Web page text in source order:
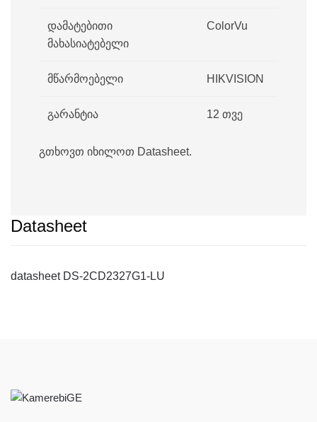
დამატებითი
მახასიატებელი
ColorVu
მწარმოებელი HIKVISION
გარანტია 12 თვე
გთხოვთ იხილოთ Datasheet.
Datasheet
datasheet DS-2CD2327G1-LU